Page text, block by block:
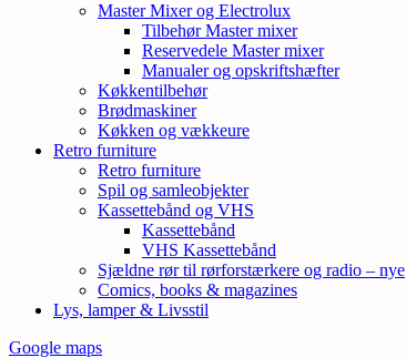
Master Mixer og Electrolux
Tilbehør Master mixer
Reservedele Master mixer
Manualer og opskriftshæfter
Køkkentilbehør
Brødmaskiner
Køkken og vækkeure
Retro furniture
Retro furniture
Spil og samleobjekter
Kassettebånd og VHS
Kassettebånd
VHS Kassettebånd
Sjældne rør til rørforstærkere og radio – nye
Comics, books & magazines
Lys, lamper & Livsstil
Google maps